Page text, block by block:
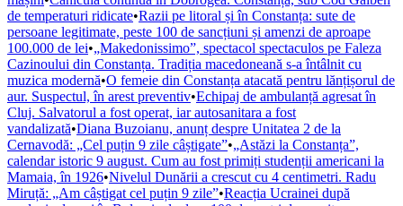
de temperaturi ridicate•Razii pe litoral și în Constanța: sute de
persoane legitimate, peste 100 de sancțiuni și amenzi de aproape
100.000 de lei•„Makedonissimo”, spectacol spectaculos pe Faleza
Cazinoului din Constanța. Tradiția macedoneană s-a întâlnit cu
muzica modernă•O femeie din Constanța atacată pentru lănțișorul de
aur. Suspectul, în arest preventiv•Echipaj de ambulanță agresat în
Cluj. Salvatorul a fost operat, iar autosanitara a fost
vandalizată•Diana Buzoianu, anunț despre Unitatea 2 de la
Cernavodă: „Cel puțin 9 zile câștigate”•„Astăzi la Constanța”,
calendar istoric 9 august. Cum au fost primiți studenții americani la
Mamaia, în 1926•Nivelul Dunării a crescut cu 4 centimetri. Radu
Miruță: „Am câștigat cel puțin 9 zile”•Reacția Ucrainei după